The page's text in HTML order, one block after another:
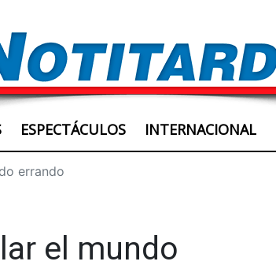
ESPECTÁCULOS INTERNACIONAL
errando
el mundo